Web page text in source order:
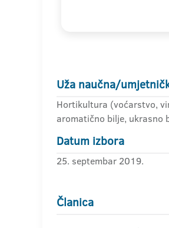
Uža naučna/
Hortikultura (voćarstvo,
aromatično bilje, ukrasno
Datum izbora
25. septembar 2019.
Članica